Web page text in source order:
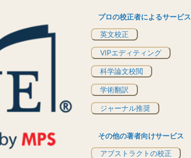
プロの校正者によるサービス
英文校正
VIPエディティング
科学論文校閲
学術翻訳
ジャーナル推奨
その他の著者向けサービス
アブストラクトの校正